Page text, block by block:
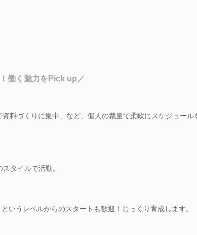
働く魅力をPick up／
料づくりに集中」など、個人の裁量で柔軟にスケジュール
タイルで活動。
いうレベルからのスタートも歓迎！じっくり育成します。